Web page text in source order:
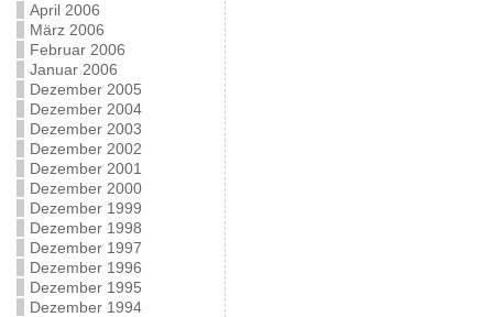
April 2006
März 2006
Februar 2006
Januar 2006
Dezember 2005
Dezember 2004
Dezember 2003
Dezember 2002
Dezember 2001
Dezember 2000
Dezember 1999
Dezember 1998
Dezember 1997
Dezember 1996
Dezember 1995
Dezember 1994